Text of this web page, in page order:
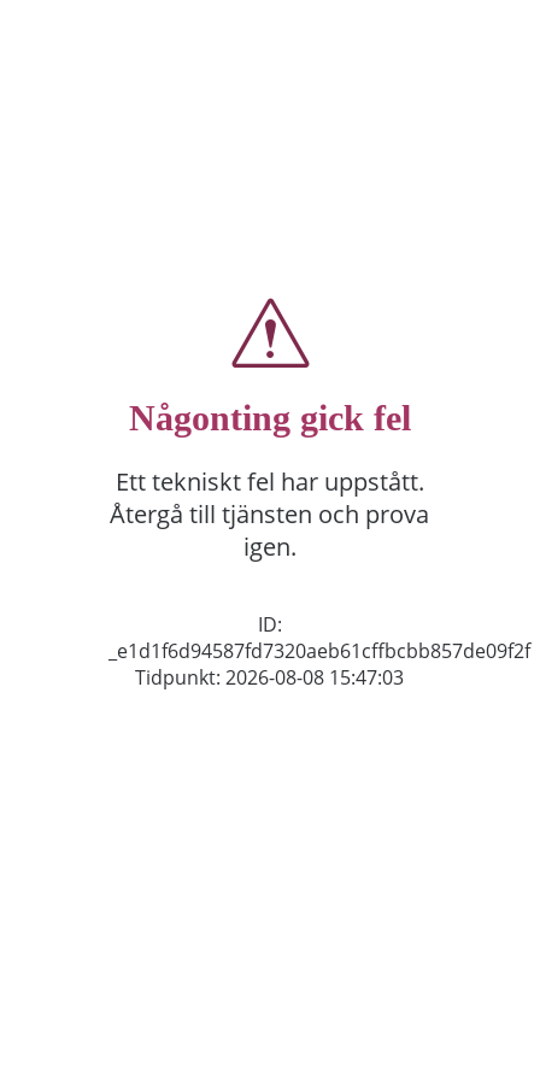
Någonting gick fel
Ett tekniskt fel har uppstått.
Återgå till tjänsten och prova
igen.
ID:
_e1d1f6d94587fd7320aeb61cffbcbb857de09f2f
Tidpunkt: 2026-08-08 15:47:03